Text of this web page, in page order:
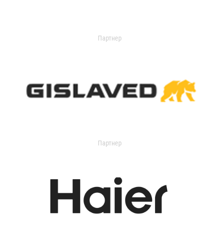
Партнер
Партнер